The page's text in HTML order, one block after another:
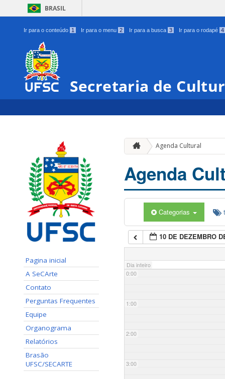
BRASIL
Ir para o conteúdo 1 Ir para o menu 2 Ir para a busca 3 Ir para o rodapé 4
Secretaria de
Pagina inicial
A SeCArte
Contato
Perguntas Frequentes
Equipe
Organograma
Relatórios
Brasão
UFSC/SECARTE
Agenda Cultural
Agenda
Categorias
10 DE DEZEMBRO
Dia inteiro
0:00
1:00
2:00
3:00